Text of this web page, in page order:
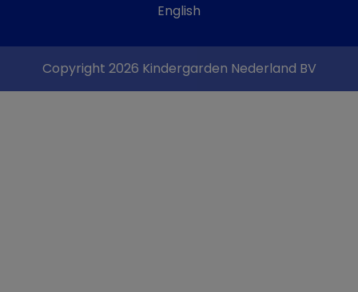
English
Copyright 2026 Kindergarden Nederland BV